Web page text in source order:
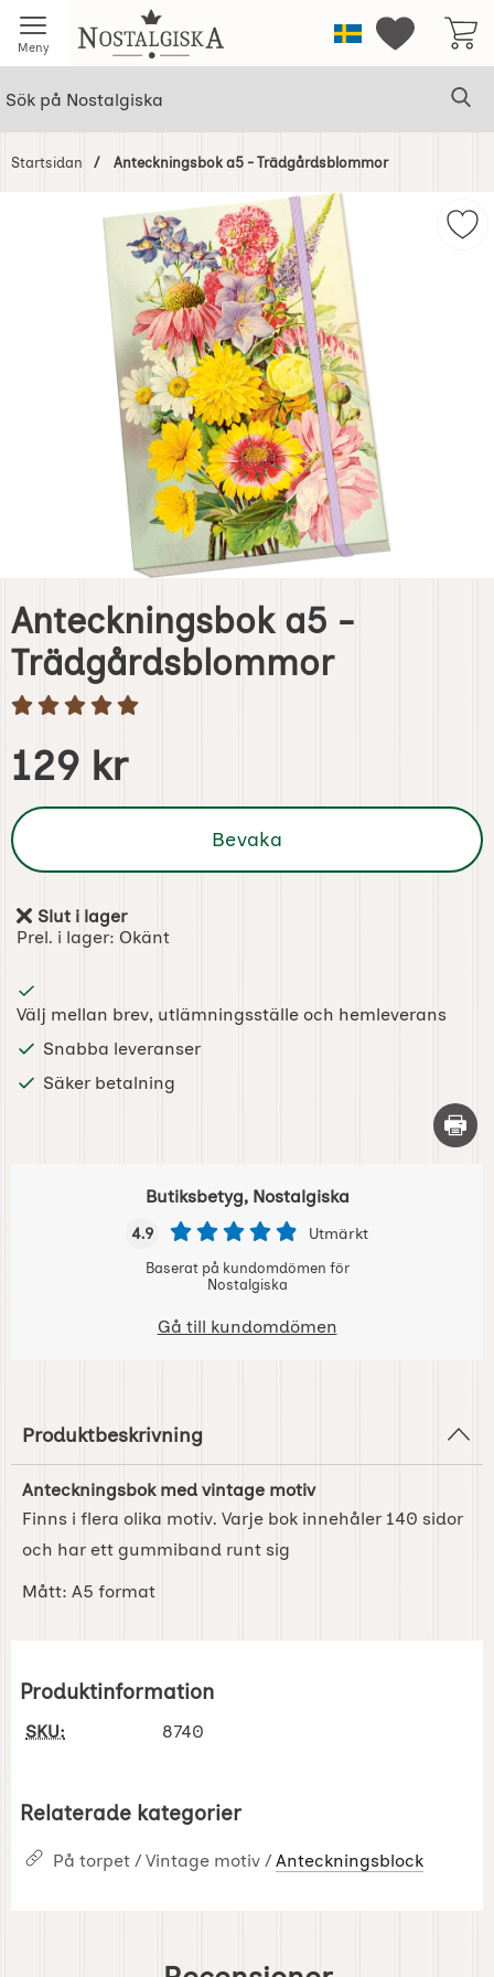
Meny Startsidan för NostalgiskaSverigeMina
Startsidan Anteckningsbok a5 - Trädgårdsblommor
Anteckningsbok a5 -
Trädgårdsblommor
Handla denna produkt Anteckningsbok a5 -
pris
129 kr
Bevaka
Tillgänglighet:
Slut i lager
Prel. i lager: Okänt
Välj mellan brev, utlämningsställe och hemleverans
Snabba leveranser
Säker betalning
Skriv
Butiksbetyg, Nostalgiska
4.9 Utmärkt
Baserat på kundomdömen för
Nostalgiska
Gå till kundomdömen
Produktbeskrivning
Anteckningsbok med vintage motiv
Finns i flera olika motiv. Varje bok innehåler 140 sidor
och har ett gummiband runt sig
Mått: A5 format
Produktinformation
SKU: 8740
Relaterade kategorier
På torpet / Vintage motiv / Anteckningsblock